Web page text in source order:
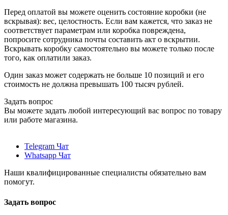
Перед оплатой вы можете оценить состояние коробки (не
вскрывая): вес, целостность. Если вам кажется, что заказ не
соответствует параметрам или коробка повреждена,
попросите сотрудника почты составить акт о вскрытии.
Вскрывать коробку самостоятельно вы можете только после
того, как оплатили заказ.
Один заказ может содержать не больше 10 позиций и его
стоимость не должна превышать 100 тысяч рублей.
Задать вопрос
Вы можете задать любой интересующий вас вопрос по товару
или работе магазина.
Telegram Чат
Whatsapp Чат
Наши квалифицированные специалисты обязательно вам
помогут.
Задать вопрос